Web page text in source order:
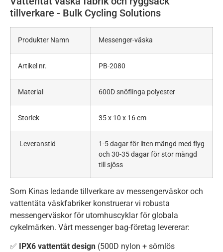
tillverkare - Bulk Cycling Solutions
Produkter Namn Messenger-väska
Artikel nr. PB-2080
Material 600D snöflinga polyester
Storlek 35 x 10 x 16 cm
Leveranstid
1-5 dagar för liten mängd med flyg
och 30-35 dagar för stor mängd
till sjöss
Som Kinas ledande tillverkare av messengerväskor och
vattentäta väskfabriker konstruerar vi robusta
messengerväskor för utomhuscyklar för globala
cykelmärken. Vårt messenger bag-företag levererar:
✅ IPX6 vattentät design (500D nylon + sömlös